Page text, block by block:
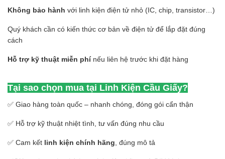
Không bảo hành với linh kiện điện tử nhỏ (IC, chip, transistor…)
Quý khách cần có kiến thức cơ bản về điện tử để lắp đặt đúng
cách
Hỗ trợ kỹ thuật miễn phínếu liên hệ trước khi đặt hàng
Tại sao chọn mua tại Linh Kiện Cầu Giấy?
✅ Giao hàng toàn quốc – nhanh chóng, đóng gói cẩn thận
✅ Hỗ trợ kỹ thuật nhiệt tình, tư vấn đúng nhu cầu
✅ Cam kết linh kiện chính hãng , đúng mô tả